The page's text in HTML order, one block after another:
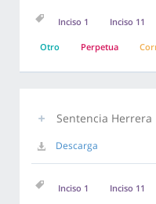
Inciso 1 Inciso 11
Otro Perpetua
Sentencia Herrera
Descarga
Inciso 1 Inciso 11